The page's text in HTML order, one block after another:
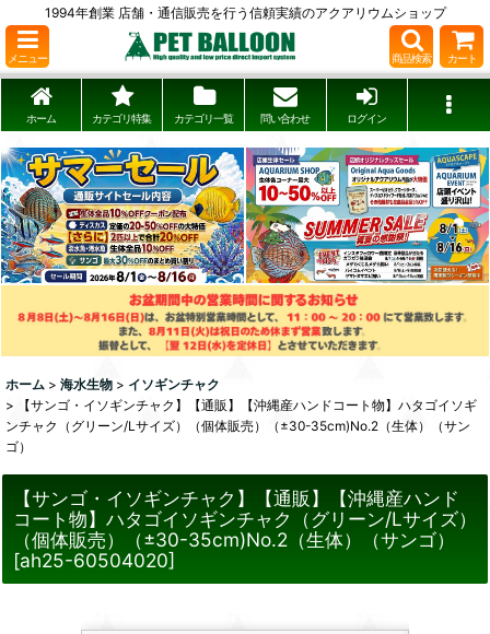
1994年創業 店舗・通信販売を行う信頼実績のアクアリウムショップ
メニュー 商品検索 カート
ホーム カテゴリ特集 カテゴリ一覧 問い合わせ ログイン
ホーム > 海水生物 > イソギンチャク
>
【サンゴ・イソギンチャク】【通販】【沖縄産ハンドコート物】ハタゴイソギ
ンチャク（グリーン/Lサイズ）（個体販売）（±30-35cm)No.2（生体）（サン
ゴ）
【サンゴ・イソギンチャク】【通販】【沖縄産ハンド
コート物】ハタゴイソギンチャク（グリーン/Lサイズ）
（個体販売）（±30-35cm)No.2（生体）（サンゴ）
[ah25-60504020]